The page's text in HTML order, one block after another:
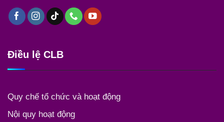
Điều lệ CLB
Quy chế tổ chức và hoạt động
Nội quy hoạt động